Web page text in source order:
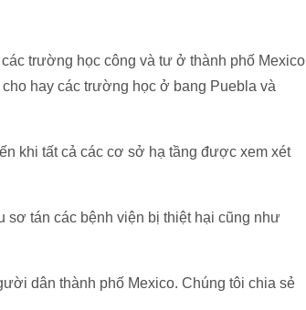
trường học công và tư ở thành phố Mexico
hay các trường học ở bang Puebla và
khi tất cả các cơ sở hạ tầng được xem xét
sơ tán các bệnh viện bị thiệt hại cũng như
dân thành phố Mexico. Chúng tôi chia sẻ